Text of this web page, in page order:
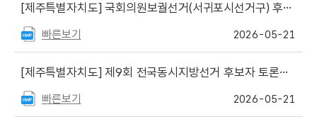
[제주특별자치도] 국회의원보궐선거(서귀포시선거구) 후보자 토론회 개최 공표
빠른보기 2026-05-21
[제주특별자치도] 제9회 전국동시지방선거 후보자 토론회 개최 공표
빠른보기 2026-05-21